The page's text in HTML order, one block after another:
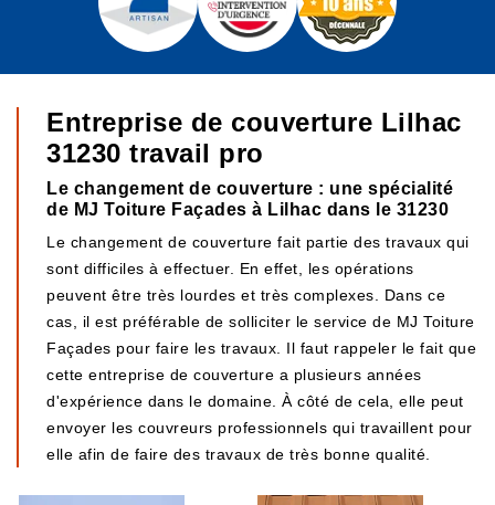
Entreprise de couverture Lilhac
31230 travail pro
Le changement de couverture : une spécialité
de MJ Toiture Façades à Lilhac dans le 31230
Le changement de couverture fait partie des travaux qui
sont difficiles à effectuer. En effet, les opérations
peuvent être très lourdes et très complexes. Dans ce
cas, il est préférable de solliciter le service de MJ Toiture
Façades pour faire les travaux. Il faut rappeler le fait que
cette entreprise de couverture a plusieurs années
d'expérience dans le domaine. À côté de cela, elle peut
envoyer les couvreurs professionnels qui travaillent pour
elle afin de faire des travaux de très bonne qualité.